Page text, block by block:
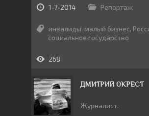
1-7-2014 Репортаж
инвалиды, малый бизнес,
социальное государство
268
ДМИТРИЙ ОКРЕСТ
Журналист.